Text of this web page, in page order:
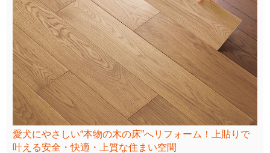
愛犬にやさしい“本物の木の床”へリフォーム！上貼りで
叶える安全・快適・上質な住まい空間